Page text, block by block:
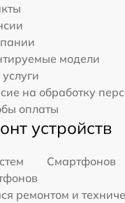
модели
на обработку
оплаты
устройств
Смартфонов
ремонтом и